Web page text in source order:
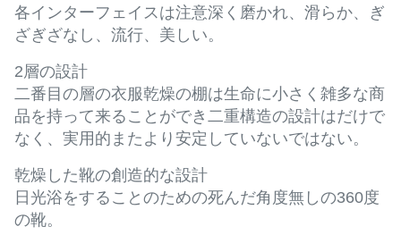
各インターフェイスは注意深く磨かれ、滑らか、ぎ
ざぎざなし、流行、美しい。
2層の設計
二番目の層の衣服乾燥の棚は生命に小さく雑多な商
品を持って来ることができ二重構造の設計はだけで
なく、実用的またより安定していないではない。
乾燥した靴の創造的な設計
日光浴をすることのための死んだ角度無しの360度
の靴。